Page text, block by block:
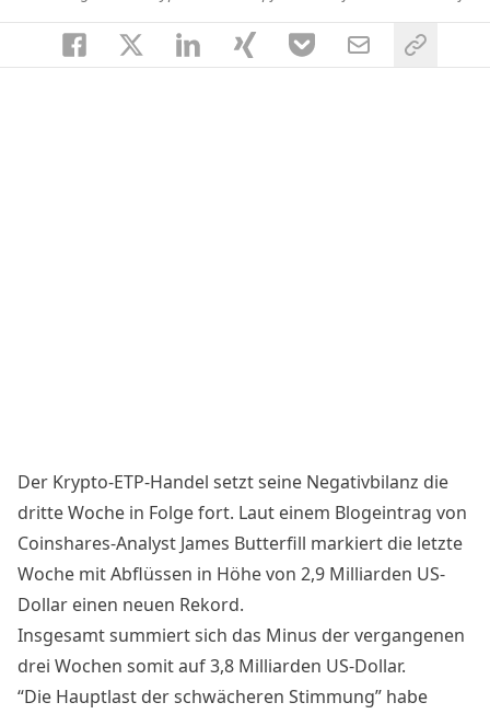
Der Krypto-ETP-Handel setzt seine Negativbilanz die
dritte Woche in Folge fort. Laut einem Blogeintrag von
Coinshares-Analyst James Butterfill markiert die letzte
Woche mit Abflüssen in Höhe von 2,9 Milliarden US-
Dollar einen neuen Rekord.
Insgesamt summiert sich das Minus der vergangenen
drei Wochen somit auf 3,8 Milliarden US-Dollar.
“Die Hauptlast der schwächeren Stimmung” habe